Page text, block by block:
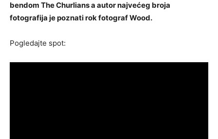
bendom The Churlians a autor najvećeg broja
fotografija je poznati rok fotograf Wood.
Pogledajte spot: